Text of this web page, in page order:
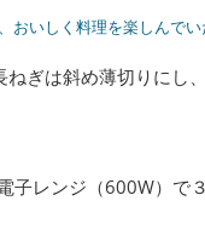
おいしく料理を楽しんで
ねぎは斜め薄切りにし
子レンジ（600W）で